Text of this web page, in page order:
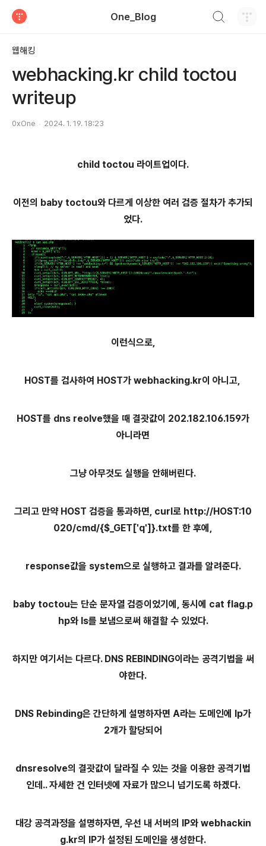
One_Blog
웹해킹
webhacking.kr child toctou
writeup
0xOne 2024. 1. 19. 18:23
child toctou 라이트업이다.
이전의 baby toctou와 다르게 이상한 여러 검증 절차가 추가되
었다.
이런식으로,
HOST를 검사하여 HOST가 webhacking.kr이 아니고,
HOST를 dns reolve했을 때 결괏값이 202.182.106.159가
아니라면
그냥 아무것도 실행을 안해버린다.
그리고 만약 HOST 검증을 통과하면, curl로 http://HOST:10
020/cmd/{$_GET['q']}.txt를 한 후에,
response값을 system으로 실행하고 결과를 알려준다.
baby toctou는 단순 문자열 검증이었기에, 동시에 cat flag.p
hp와 ls를 보냄으로써 해결할 수 있었다.
하지만 여기서는 다르다. DNS REBINDING이라는 공격기법을 써
야한다.
DNS Rebinding은 간단하게 설명하자면 A라는 도메인에 Ip가
2개가 할당되어
dnsresolve의 결괏값이 달라질 수 있는 것을 이용한 공격기법
인데.. 자세한 건 인터넷에 자료가 많으니 넘기도록 하겠다.
대강 공격과정을 설명하자면, 우선 내 서버의 IP와 webhackin
g.kr의 IP가 설정된 도메인을 생성한다.